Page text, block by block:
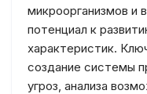
микроорганизмов и
потенциал к
характеристик.
создание системы
угроз, анализа